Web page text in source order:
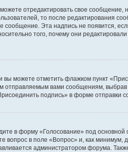
отредактировать свое сообщение,
то после редактирования
сообщение. Эта надпись не появится,
того, почему они
вы можете отметить флажком пункт
отправляемым вами сообщениям,
подпись» в форме отправки
в форму «Голосование» под
вопрос в поле «Вопрос» и, как минимум,
администратором форума.